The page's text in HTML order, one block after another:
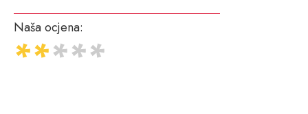
Naša ocjena: